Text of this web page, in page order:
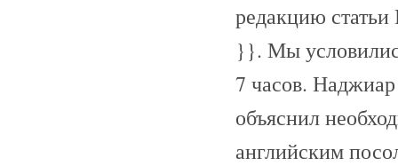
редакцию
}}. Мы
7 часов.
объяснил
английским